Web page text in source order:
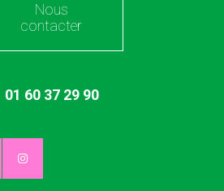
Nous
contacter
01 60 37 29 90